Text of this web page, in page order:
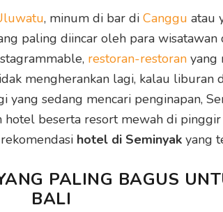
, minum di bar di Canggu atau
paling diincar oleh para
restoran-restoran yang
mengherankan lagi, kalau
yang sedang mencari penginapan,
hotel beserta resort mewah di pinggir
hotel di Seminyak yang
PALING BAGUS
BALI